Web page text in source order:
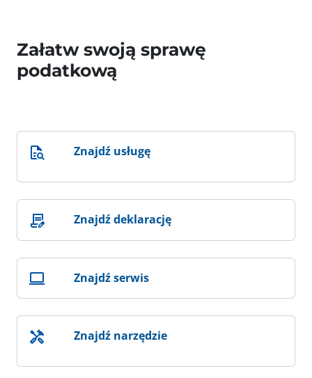
Załatw swoją sprawę
podatkową
Znajdź usługę
Znajdź deklarację
Znajdź serwis
Znajdź narzędzie